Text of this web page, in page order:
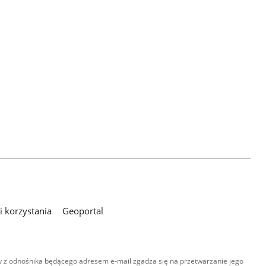
korzystania
Geoportal
odnośnika będącego adresem e-mail zgadza się na przetwarzanie jego